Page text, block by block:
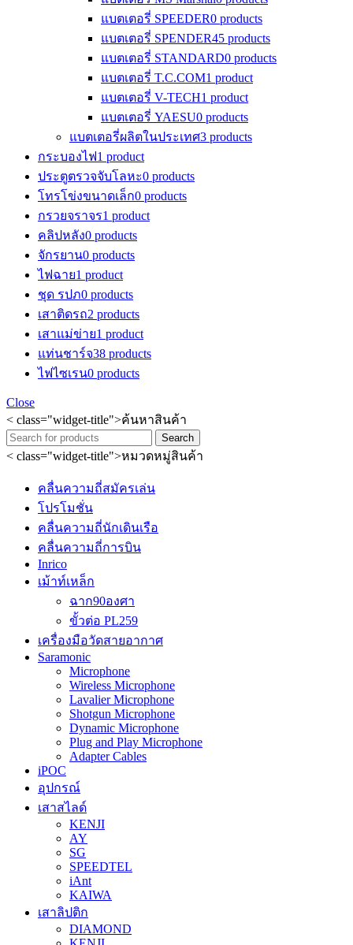
แบตเตอรี่ SPEEDER0 products
แบตเตอรี่ SPENDER45 products
แบตเตอรี่ STANDARD0 products
แบตเตอรี่ T.C.COM1 product
แบตเตอรี่ V-TECH1 product
แบตเตอรี่ YAESU0 products
แบตเตอรี่ผลิตในประเทศ3 products
กระบองไฟ1 product
ประตูตรวจจับโลหะ0 products
โทรโข่งขนาดเล็ก0 products
กรวยจราจร1 product
คลิปหลัง0 products
จักรยาน0 products
ไฟฉาย1 product
ชุด รปภ0 products
เสาติดรถ2 products
เสาแม่ข่าย1 product
แท่นชาร์จ38 products
ไฟไซเรน0 products
Close
< class="widget-title">ค้นหาสินค้า
Search
< class="widget-title">หมวดหมู่สินค้า
คลื่นความถี่สมัครเล่น
โปรโมชั่น
คลื่นความถี่นักเดินเรือ
คลื่นความถี่การบิน
Inrico
เม้าท์เหล็ก
ฉาก90องศา
ขั้วต่อ PL259
เครื่องมือวัดสายอากาศ
Saramonic
Microphone
Wireless Microphone
Lavalier Microphone
Shotgun Microphone
Dynamic Microphone
Plug and Play Microphone
Adapter Cables
iPOC
อุปกรณ์
เสาสไลด์
KENJI
AY
SG
SPEEDTEL
iAnt
KAIWA
เสาลิปติก
DIAMOND